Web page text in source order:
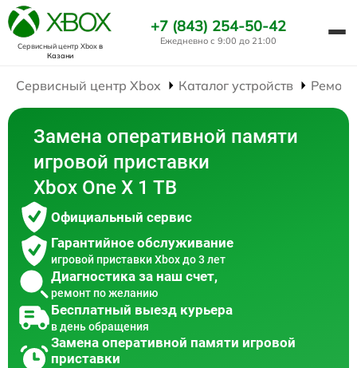
Сервисный центр Xboxв
Казани
+7 (843) 254-50-42
Ежедневно с 9:00 до 21:00
Сервисный центр Xbox Каталог устройств
Замена оперативной памяти
игровой приставки
Xbox One X 1 TB
Официальный сервис
Гарантийное обслуживание
игровой приставки Xbox до 3 лет
Диагностика за наш счет,
ремонт по желанию
Бесплатный выезд курьера
в день обращения
Замена оперативной памяти игровой
приставки